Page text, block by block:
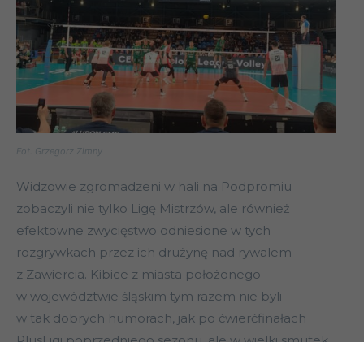
Fot. Grzegorz Zimny
Widzowie zgromadzeni w hali na Podpromiu
zobaczyli nie tylko Ligę Mistrzów, ale również
efektowne zwycięstwo odniesione w tych
rozgrywkach przez ich drużynę nad rywalem
z Zawiercia. Kibice z miasta położonego
w województwie śląskim tym razem nie byli
w tak dobrych humorach, jak po ćwierćfinałach